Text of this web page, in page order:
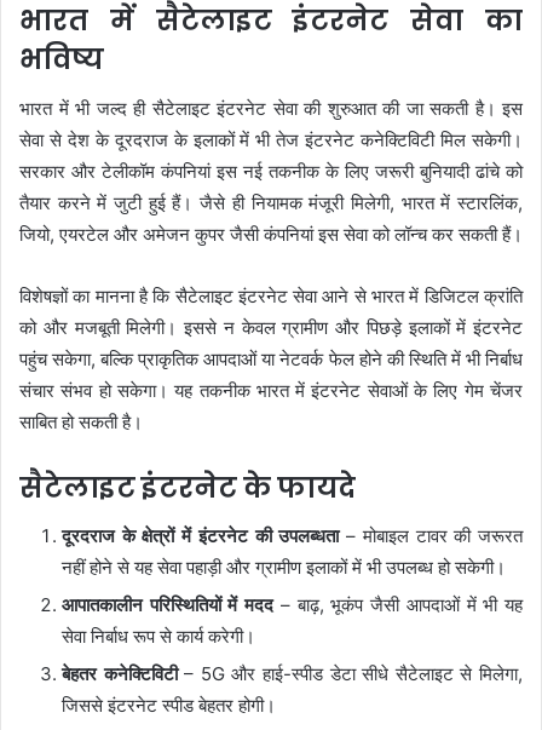
भारत में सैटेलाइट इंटरनेट सेवा का
भविष्य
भारत में भी जल्द ही सैटेलाइट इंटरनेट सेवा की शुरुआत की जा सकती है। इस
सेवा से देश के दूरदराज के इलाकों में भी तेज इंटरनेट कनेक्टिविटी मिल सकेगी।
सरकार और टेलीकॉम कंपनियां इस नई तकनीक के लिए जरूरी बुनियादी ढांचे को
तैयार करने में जुटी हुई हैं। जैसे ही नियामक मंजूरी मिलेगी, भारत में स्टारलिंक,
जियो, एयरटेल और अमेजन कुपर जैसी कंपनियां इस सेवा को लॉन्च कर सकती हैं।
विशेषज्ञों का मानना है कि सैटेलाइट इंटरनेट सेवा आने से भारत में डिजिटल क्रांति
को और मजबूती मिलेगी। इससे न केवल ग्रामीण और पिछड़े इलाकों में इंटरनेट
पहुंच सकेगा, बल्कि प्राकृतिक आपदाओं या नेटवर्क फेल होने की स्थिति में भी निर्बाध
संचार संभव हो सकेगा। यह तकनीक भारत में इंटरनेट सेवाओं के लिए गेम चेंजर
साबित हो सकती है।
सैटेलाइट इंटरनेट के फायदे
दूरदराज के क्षेत्रों में इंटरनेट की उपलब्धता– मोबाइल टावर की जरूरत
नहीं होने से यह सेवा पहाड़ी और ग्रामीण इलाकों में भी उपलब्ध हो सकेगी।
आपातकालीन परिस्थितियों में मदद– बाढ़, भूकंप जैसी आपदाओं में भी यह
सेवा निर्बाध रूप से कार्य करेगी।
बेहतर कनेक्टिविटी– 5G और हाई-स्पीड डेटा सीधे सैटेलाइट से मिलेगा,
जिससे इंटरनेट स्पीड बेहतर होगी।